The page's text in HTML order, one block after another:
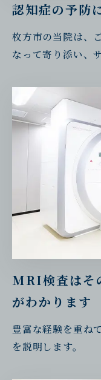
認知症の予防
枚方市の当院は、
なって寄り添い、
MRI検査はそ
がわかります
豊富な経験を重ね
を説明します。